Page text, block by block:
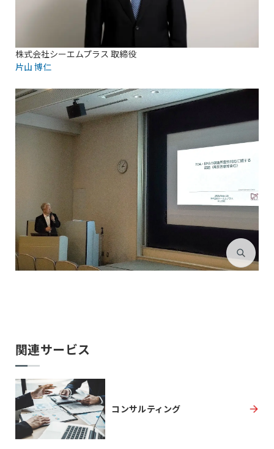
株式会社シーエムプラス 取締役
片山 博仁
関連サービス
コンサルティング